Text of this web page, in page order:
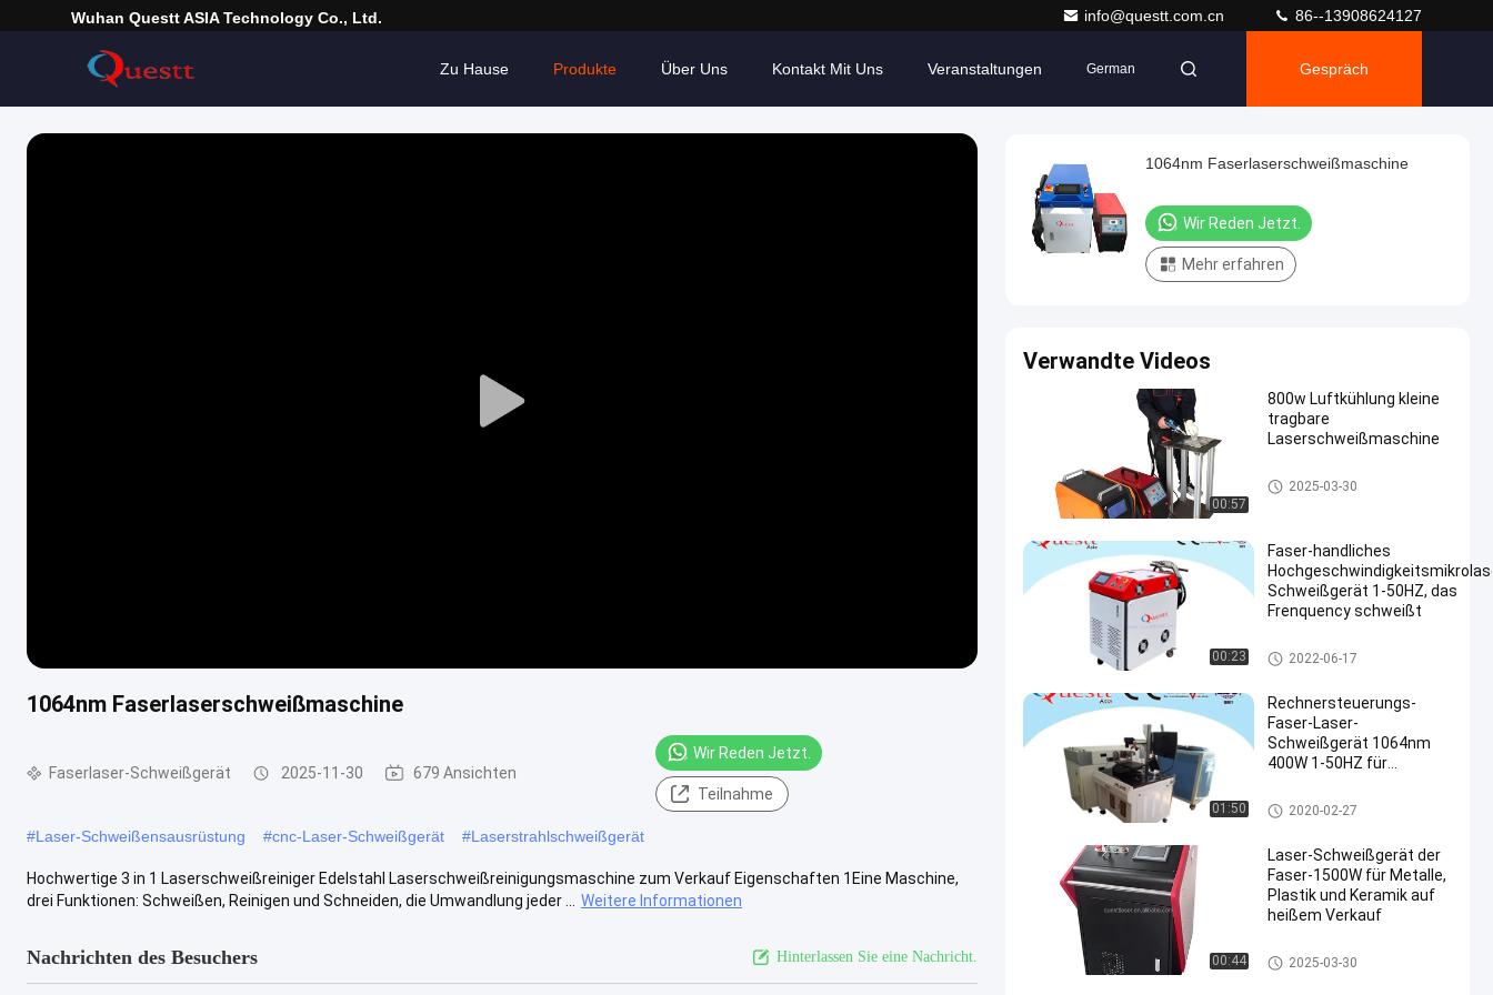
Wuhan Questt ASIA Technology Co., Ltd. info@questt.com.cn 86--13908624127
Zu Hause Produkte Über Uns Kontakt Mit Uns Veranstaltungen German Gespräch
Play
1064nm Faserlaserschweißmaschine
Faserlaser-Schweißgerät 2025-11-30 679 Ansichten
Wir Reden Jetzt.
Teilnahme
#Laser-Schweißensausrüstung #cnc-Laser-Schweißgerät #Laserstrahlschweißgerät
Hochwertige 3 in 1 Laserschweißreiniger Edelstahl Laserschweißreinigungsmaschine zum Verkauf Eigenschaften 1Eine Maschine,
drei Funktionen: Schweißen, Reinigen und Schneiden, die Umwandlung jeder ...
Weitere Informationen
Nachrichten des Besuchers Hinterlassen Sie eine Nachricht.
1064nm Faserlaserschweißmaschine
Wir Reden Jetzt.
Mehr erfahren
Verwandte Videos
00:57
800w Luftkühlung kleine
tragbare
Laserschweißmaschine
Faserlaser-Schweißgerät
2025-03-30
00:23
Faser-handliches
Schweißgerät 1-50HZ, das
Frenquency schweißt
Faserlaser-Schweißgerät
2022-06-17
01:50
Rechnersteuerungs-
Faser-Laser-
Schweißgerät 1064nm
400W 1-50HZ für
Faserlaser-Schweißgerät
2020-02-27
00:44
Laser-Schweißgerät der
Faser-1500W für Metalle,
Plastik und Keramik auf
heißem Verkauf
Faserlaser-Schweißgerät
2025-03-30